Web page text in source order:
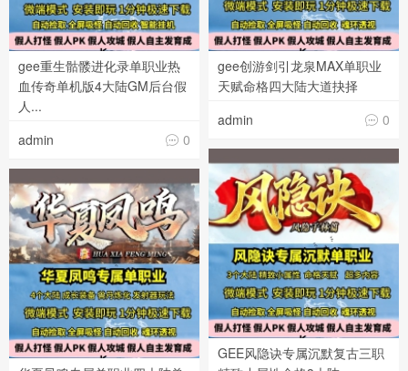
gee重生骷髅进化录单职业热
血传奇单机版4大陆GM后台假
人...
 0
admin
gee创游剑引龙泉MAX单职业
天赋命格四大陆大道抉择
 0
admin
GEE风隐诀专属沉默复古三职